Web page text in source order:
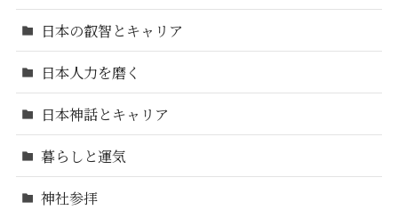
日本の叡智とキャリア
日本人力を磨く
日本神話とキャリア
暮らしと運気
神社参拝